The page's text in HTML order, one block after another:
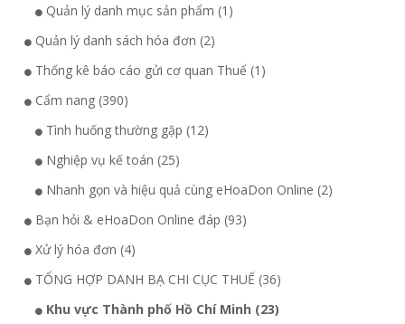
Quản lý danh mục sản phẩm (1)
Quản lý danh sách hóa đơn (2)
Thống kê báo cáo gửi cơ quan Thuế (1)
Cẩm nang (390)
Tình huống thường gặp (12)
Nghiệp vụ kế toán (25)
Nhanh gọn và hiệu quả cùng eHoaDon Online (2)
Bạn hỏi & eHoaDon Online đáp (93)
Xử lý hóa đơn (4)
TỔNG HỢP DANH BẠ CHI CỤC THUẾ (36)
Khu vực Thành phố Hồ Chí Minh (23)